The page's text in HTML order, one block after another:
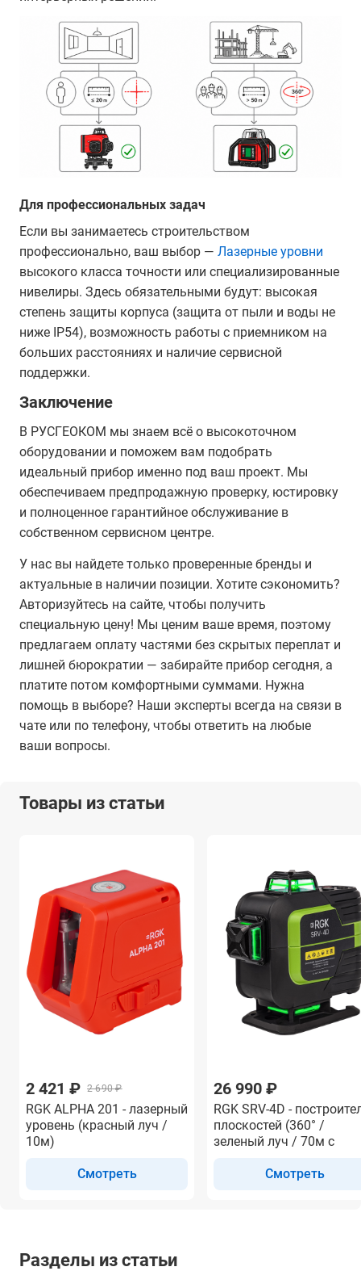
Для профессиональных задач
Если вы занимаетесь строительством
профессионально, ваш выбор — Лазерные уровни
высокого класса точности или специализированные
нивелиры. Здесь обязательными будут: высокая
степень защиты корпуса (защита от пыли и воды не
ниже IP54), возможность работы с приемником на
больших расстояниях и наличие сервисной
поддержки.
Заключение
В РУСГЕОКОМ мы знаем всё о высокоточном
оборудовании и поможем вам подобрать
идеальный прибор именно под ваш проект. Мы
обеспечиваем предпродажную проверку, юстировку
и полноценное гарантийное обслуживание в
собственном сервисном центре.
У нас вы найдете только проверенные бренды и
актуальные в наличии позиции. Хотите сэкономить?
Авторизуйтесь на сайте, чтобы получить
специальную цену! Мы ценим ваше время, поэтому
предлагаем оплату частями без скрытых переплат и
лишней бюрократии — забирайте прибор сегодня, а
платите потом комфортными суммами. Нужна
помощь в выборе? Наши эксперты всегда на связи в
чате или по телефону, чтобы ответить на любые
ваши вопросы.
Товары из статьи
2 421 ₽ 2 690 ₽
RGK ALPHA 201 - лазерный
уровень (красный луч /
10м)
Смотреть
26 990 ₽
RGK SRV-4D -
плоскостей (360° /
зеленый луч / 70м с
Смотреть
Разделы из статьи